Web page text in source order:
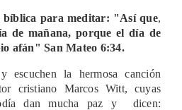
bíblica para meditar: "Así que,
de mañana, porque el día de
afán" San Mateo 6:34.
escuchen la hermosa canción
cristiano Marcos Witt, cuyas
dan mucha paz y dicen: